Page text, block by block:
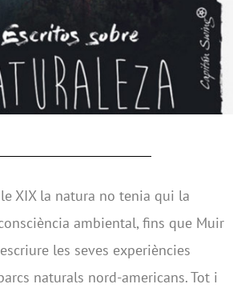
XIX la natura no tenia qui la
ambiental, fins que Muir
les seves experiències
naturals nord-americans. Tot i